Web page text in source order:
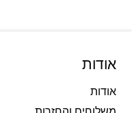
אודות
אודות